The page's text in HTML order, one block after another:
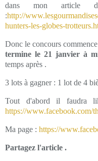
dans mon article
:http://
hunters-les-globes-
Donc le concours commence
termine le 21 janvier à
temps après .
3 lots à gagner : 1 lot de 4
Tout d'abord il faudra
https://www.facebook.com/
Ma page : https://
Partagez l'article .